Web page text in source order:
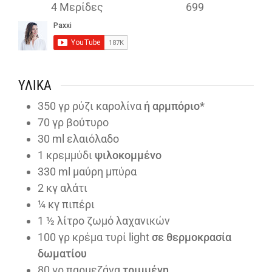
4 Μερίδες
699
ΥΛΙΚΆ
350 γρ ρύζι καρολίνα ή αρμπόριο*
70 γρ βούτυρο
30 ml ελαιόλαδο
1 κρεμμύδι ψιλοκομμένο
330 ml μαύρη μπύρα
2 κγ αλάτι
¼ κγ πιπέρι
1 ½ λίτρο ζωμό λαχανικών
100 γρ κρέμα τυρί lightσε θερμοκρασία
δωματίου